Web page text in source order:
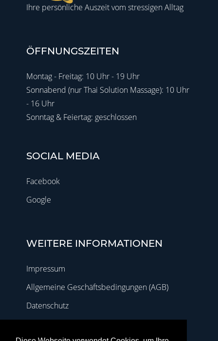
Ihre persönliche Auszeit vom stressigen Alltag
ÖFFNUNGSZEITEN
Montag - Freitag: 10 Uhr - 19 Uhr
Sonnabend (nur Thai Solution Massage): 10 Uhr
- 16 Uhr
Sonntag & Feiertag: geschlossen
SOCIAL MEDIA
Facebook
Google
WEITERE INFORMATIONEN
Impressum
Allgemeine Geschäftsbedingungen (AGB)
Datenschutz